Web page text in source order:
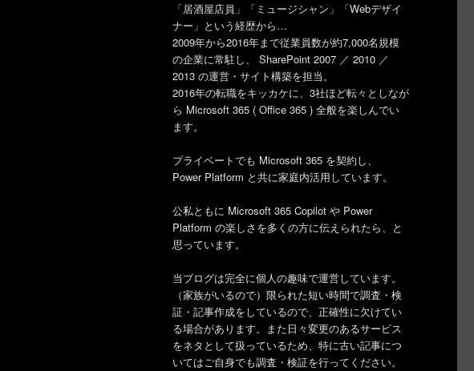
「居酒屋店員」「ミュージシャン」「Webデザイ
ナー」という経歴から…
2009年から2016年まで従業員数が約7,000名規模
の企業に常駐し、 SharePoint 2007 ／ 2010 ／
2013 の運営・サイト構築を担当。
2016年の転職をキッカケに、3社ほど転々としなが
ら Microsoft 365 ( Office 365 ) 全般を楽しんでい
ます。
プライベートでも Microsoft 365 を契約し、
Power Platform と共に家庭内活用しています。
公私ともに Microsoft 365 Copilot や Power
Platform の楽しさを多くの方に伝えられたら、と
思っています。
当ブログは完全に個人の趣味で運営しています。
（家族がいるので）限られた短い時間で調査・検
証・記事作成をしているので、正確性に欠けてい
る場合があります。また日々変更のあるサービス
をネタとして扱っているため、特に古い記事につ
いてはご自身でも調査・検証を行ってください。